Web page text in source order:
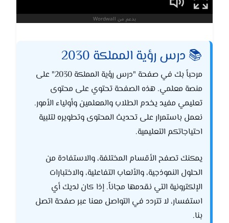
📚 درس رؤية المملكة 2030
مرحباً بك في صفحة "درس رؤية المملكة 2030" على
منصة معلمي. هذه الصفحة تحتوي على محتوى
تعليمي مفيد يخدم الطلاب والمعلمين وأولياء الأمور.
نعمل باستمرار على تحديث المحتوى وتطويره لتلبية
احتياجاتكم التعليمية.
يمكنك تصفح الأقسام المختلفة، والاستفادة من
الحلول النموذجية، والألعاب التفاعلية، والاختبارات
الإلكترونية التي نقدمها مجاناً. إذا كان لديك أي
استفسار، لا تتردد في التواصل معنا عبر صفحة اتصل
بنا.